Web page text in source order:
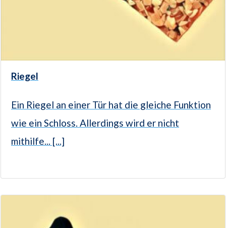
Riegel
Ein Riegel an einer Tür hat die gleiche Funktion
wie ein Schloss. Allerdings wird er nicht
mithilfe... [...]